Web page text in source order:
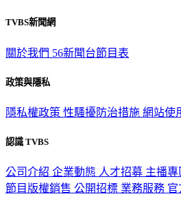
TVBS新聞網
關於我們 56新聞台節目表
政策與隱私
隱私權政策 性騷擾防治措施 網站使
認識 TVBS
公司介紹 企業動態 人才招募 主播專
節目版權銷售 公開招標 業務服務 官